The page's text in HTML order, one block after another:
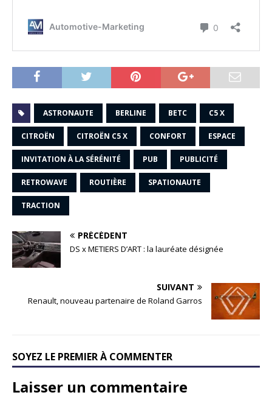
ASTRONAUTE BERLINE BETC C5 X
CITROËN CITROËN C5 X CONFORT ESPACE
INVITATION À LA SÉRÉNITÉ PUB PUBLICITÉ
RETROWAVE ROUTIÈRE SPATIONAUTE
TRACTION
PRÉCÉDENT
DS x METIERS D’ART : la lauréate désignée
SUIVANT
Renault, nouveau partenaire de Roland Garros
SOYEZ LE PREMIER À COMMENTER
Laisser un commentaire